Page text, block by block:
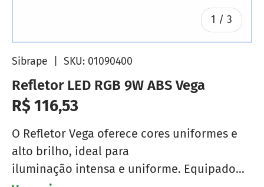
1 / de
3
Sibrape SKU: 01090400
Refletor LED RGB 9W ABS Vega
Preço normal
R$ 116,53
O Refletor Vega oferece cores uniformes e
alto brilho, ideal para
iluminação intensa e uniforme. Equipado